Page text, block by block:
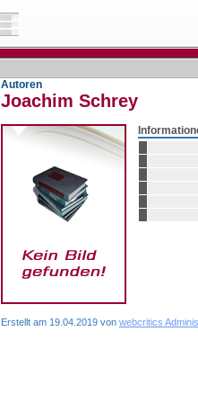
Autoren
Joachim Schrey
Erstellt am 19.04.2019 von webcritics